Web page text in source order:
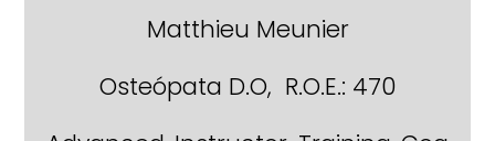
Matthieu Meunier
Osteópata D.O, R.O.E.: 470